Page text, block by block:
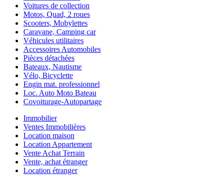
Voitures de collection
Motos, Quad, 2 roues
Scooters, Mobylettes
Caravane, Camping car
Véhicules utilitaires
Accessoires Automobiles
Pièces détachées
Bateaux, Nautisme
Vélo, Bicyclette
Engin mat. professionnel
Loc. Auto Moto Bateau
Covoiturage-Autopartage
Immobilier
Ventes Immobilières
Location maison
Location Appartement
Vente Achat Terrain
Vente, achat étranger
Location étranger